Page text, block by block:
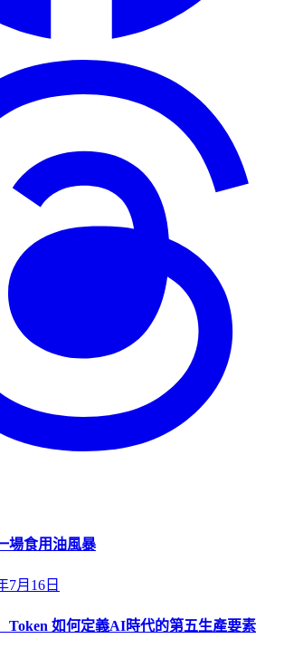
場食用油風暴
7月16日
如何定義AI時代的第五生產要素